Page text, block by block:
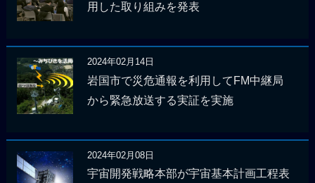
用した取り組みを発表
2024年02月14日
岩国市で災危通報を利用してFM中継局
から緊急放送する実証を実施
2024年02月08日
宇宙開発戦略本部が宇宙基本計画工程表